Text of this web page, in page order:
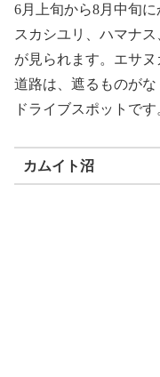
6月上旬から8月中旬
スカシユリ、ハマナ
が見られます。エサ
道路は、遮るものが
ドライブスポットです
カムイト沼